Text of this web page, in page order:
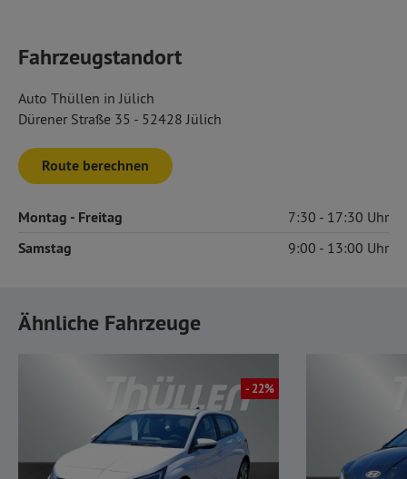
Fahrzeugstandort
Auto Thüllen in Jülich
Dürener Straße 35 - 52428 Jülich
Route berechnen
Montag - Freitag 7:30 17:30
Samstag 9:00 13:00
Ähnliche Fahrzeuge
- 22%